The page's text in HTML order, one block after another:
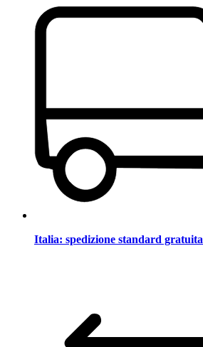
Italia: spedizione standard gratuita